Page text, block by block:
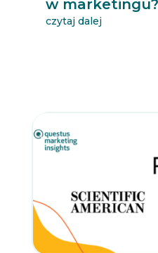
w marketingu?
czytaj dalej